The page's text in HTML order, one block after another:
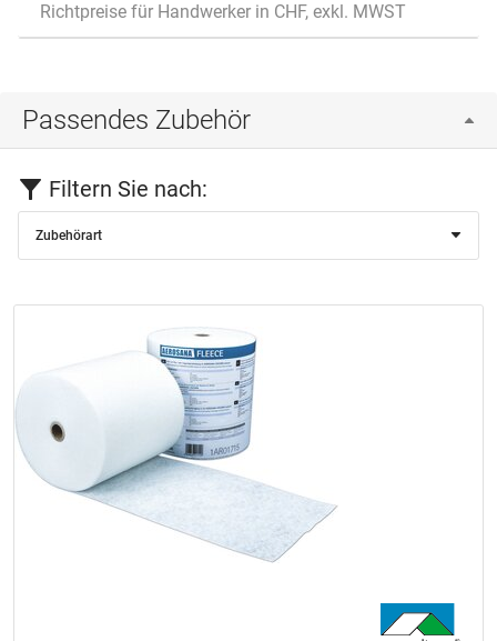
Richtpreise für Handwerker in CHF, exkl. MWST
Passendes Zubehör
Filtern Sie nach:
Zubehörart